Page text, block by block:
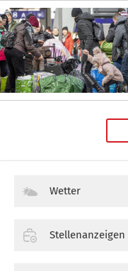
Wetter
Stellenanzeigen